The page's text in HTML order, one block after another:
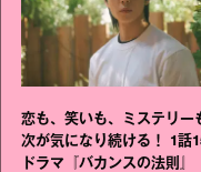
恋も、笑いも、ミステリー
次が気になり続ける！ 1話
ドラマ『バカンスの法則』